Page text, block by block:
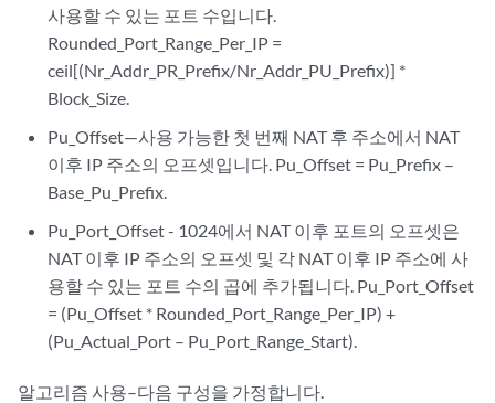
사용할 수 있는 포트 수입니다.
Rounded_Port_Range_Per_IP =
ceil[(Nr_Addr_PR_Prefix/Nr_Addr_PU_Prefix)] *
Block_Size.
Pu_Offset—사용 가능한 첫 번째 NAT 후 주소에서 NAT
이후 IP 주소의 오프셋입니다. Pu_Offset = Pu_Prefix –
Base_Pu_Prefix.
Pu_Port_Offset - 1024에서 NAT 이후 포트의 오프셋은
NAT 이후 IP 주소의 오프셋 및 각 NAT 이후 IP 주소에 사
용할 수 있는 포트 수의 곱에 추가됩니다. Pu_Port_Offset
= (Pu_Offset * Rounded_Port_Range_Per_IP) +
(Pu_Actual_Port – Pu_Port_Range_Start).
알고리즘 사용–다음 구성을 가정합니다.